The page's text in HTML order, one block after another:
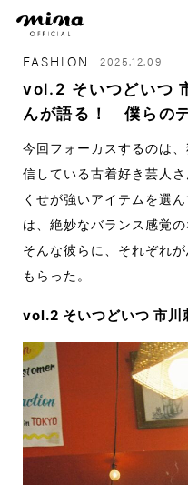
FASHION 2025.12.09
vol.2 そいつどいつ
んが語る！ 僕らの
今回フォーカスするのは
信している古着好き芸人さ
くせが強いアイテムを選
は、絶妙なバランス感覚の
そんな彼らに、それぞれ
もらった。
vol.2 そいつどいつ 市川